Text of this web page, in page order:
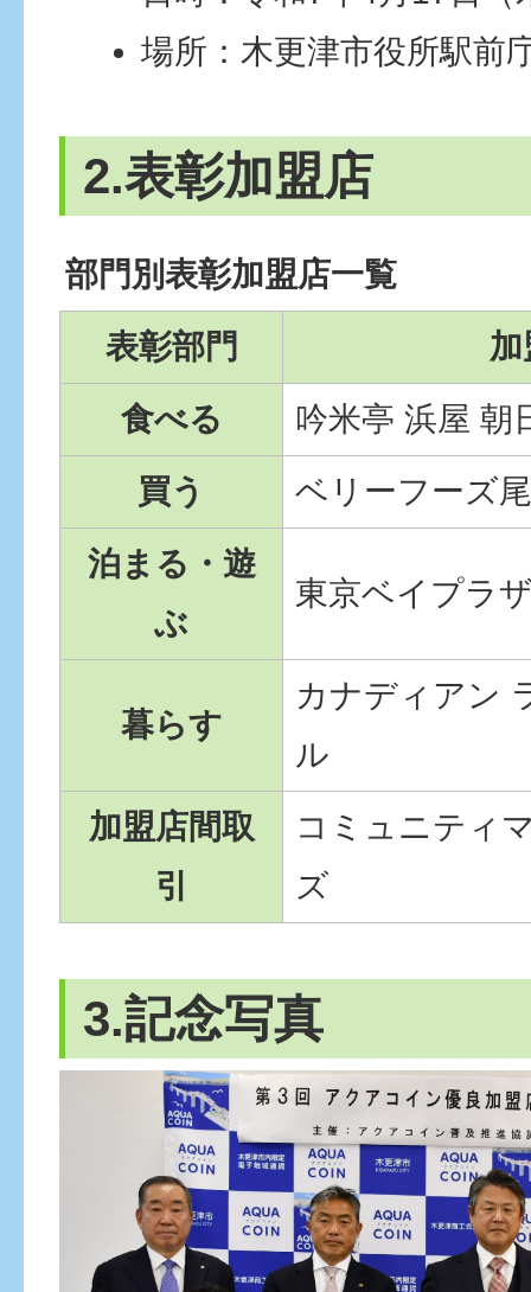
場所：木更津市役所駅前
2.表彰加盟店
部門別表彰加盟店一覧
表彰部門
加
食べる
吟米亭 浜屋 朝
買う
ベリーフーズ
泊まる・遊
ぶ
東京ベイプラ
暮らす
カナディアン
ル
加盟店間取
引
コミュニティ
ズ
3.記念写真